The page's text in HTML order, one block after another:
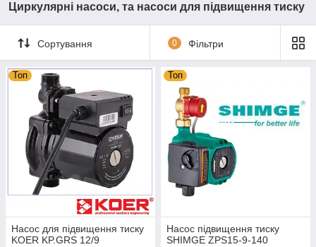
Циркулярні насоси, та насоси для підвищення тиску
Сортування 0 Фільтри
Топ
Насос для підвищення тиску
KOER KP.GRS 12/9
Топ
Насос підвищення тиску
SHIMGE ZPS15-9-140